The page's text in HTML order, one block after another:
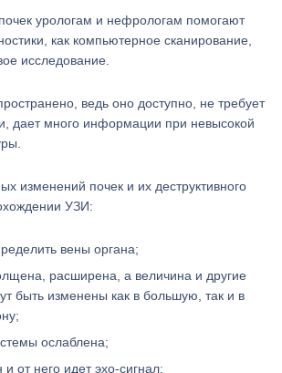
урологам и нефрологам помогают
как компьютерное сканирование,
исследование.
ведь оно доступно, не требует
дает много информации при невысокой
изменений почек и их деструктивного
УЗИ:
вены органа;
расширена, а величина и другие
быть изменены как в большую, так и в
ослаблена;
от него идет эхо-сигнал;